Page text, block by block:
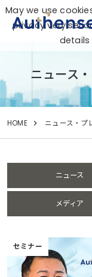
ニュース
HOME ニュース・プ
ニュース
メディア
セミナー
May we use
privacy very
details